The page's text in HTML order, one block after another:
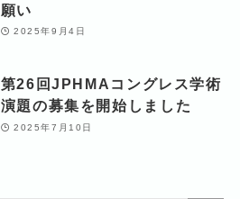
願い
2025年9月4日
第26回JPHMAコングレス学術
演題の募集を開始しました
2025年7月10日